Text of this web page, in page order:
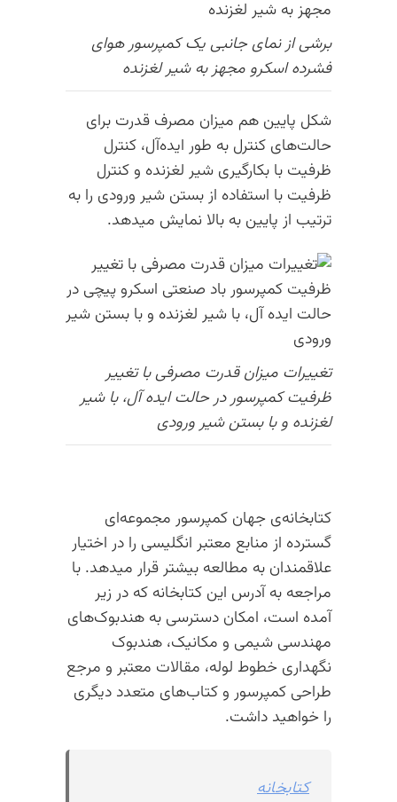
برشی از نمای جانبی یک کمپرسور هوای
فشرده اسکرو مجهز به شیر لغزنده
شکل پایین هم میزان مصرف قدرت برای
حالت‌های کنترل به طور ایده‌آل، کنترل
ظرفیت با بکارگیری شیر لغزنده و کنترل
ظرفیت با استفاده از بستن شیر ورودی را به
ترتیب از پایین به بالا نمایش میدهد.
تغییرات میزان قدرت مصرفی با تغییر
ظرفیت کمپرسور در حالت ایده آل، با شیر
لغزنده و با بستن شیر ورودی
کتابخانه‌ی جهان کمپرسور مجموعه‌ای
گسترده از منابع معتبر انگلیسی را در اختیار
علاقمندان به مطالعه بیشتر قرار میدهد. با
مراجعه به آدرس این کتابخانه که در زیر
آمده است، امکان دسترسی به هندبوک‌های
مهندسی شیمی و مکانیک، هندبوک
نگهداری خطوط لوله، مقالات معتبر و مرجع
طراحی کمپرسور و کتاب‌های متعدد دیگری
را خواهید داشت.
کتابخانه